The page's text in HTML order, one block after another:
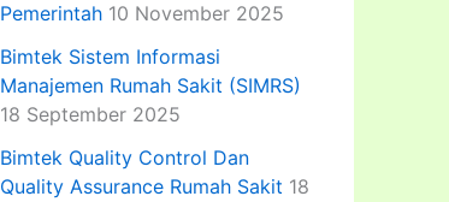
Pemerintah 10 November 2025
Bimtek Sistem Informasi
Manajemen Rumah Sakit (SIMRS)
18 September 2025
Bimtek Quality Control Dan
Quality Assurance Rumah Sakit 18